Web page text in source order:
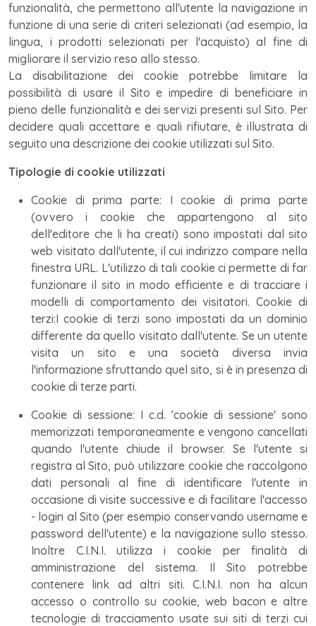
funzionalità, che permettono all'utente la navigazione in
funzione di una serie di criteri selezionati (ad esempio, la
lingua, i prodotti selezionati per l'acquisto) al fine di
migliorare il servizio reso allo stesso.
La disabilitazione dei cookie potrebbe limitare la
possibilità di usare il Sito e impedire di beneficiare in
pieno delle funzionalità e dei servizi presenti sul Sito. Per
decidere quali accettare e quali rifiutare, è illustrata di
seguito una descrizione dei cookie utilizzati sul Sito.
Tipologie di cookie utilizzati
Cookie di prima parte: I cookie di prima parte
(ovvero i cookie che appartengono al sito
dell'editore che li ha creati) sono impostati dal sito
web visitato dall'utente, il cui indirizzo compare nella
finestra URL. L'utilizzo di tali cookie ci permette di far
funzionare il sito in modo efficiente e di tracciare i
modelli di comportamento dei visitatori. Cookie di
terzi:I cookie di terzi sono impostati da un dominio
differente da quello visitato dall'utente. Se un utente
visita un sito e una società diversa invia
l'informazione sfruttando quel sito, si è in presenza di
cookie di terze parti.
Cookie di sessione: I c.d. ‘cookie di sessione' sono
memorizzati temporaneamente e vengono cancellati
quando l'utente chiude il browser. Se l'utente si
registra al Sito, può utilizzare cookie che raccolgono
dati personali al fine di identificare l'utente in
occasione di visite successive e di facilitare l'accesso
- login al Sito (per esempio conservando username e
password dell'utente) e la navigazione sullo stesso.
Inoltre C.I.N.I. utilizza i cookie per finalità di
amministrazione del sistema. Il Sito potrebbe
contenere link ad altri siti. C.I.N.I. non ha alcun
accesso o controllo su cookie, web bacon e altre
tecnologie di tracciamento usate sui siti di terzi cui